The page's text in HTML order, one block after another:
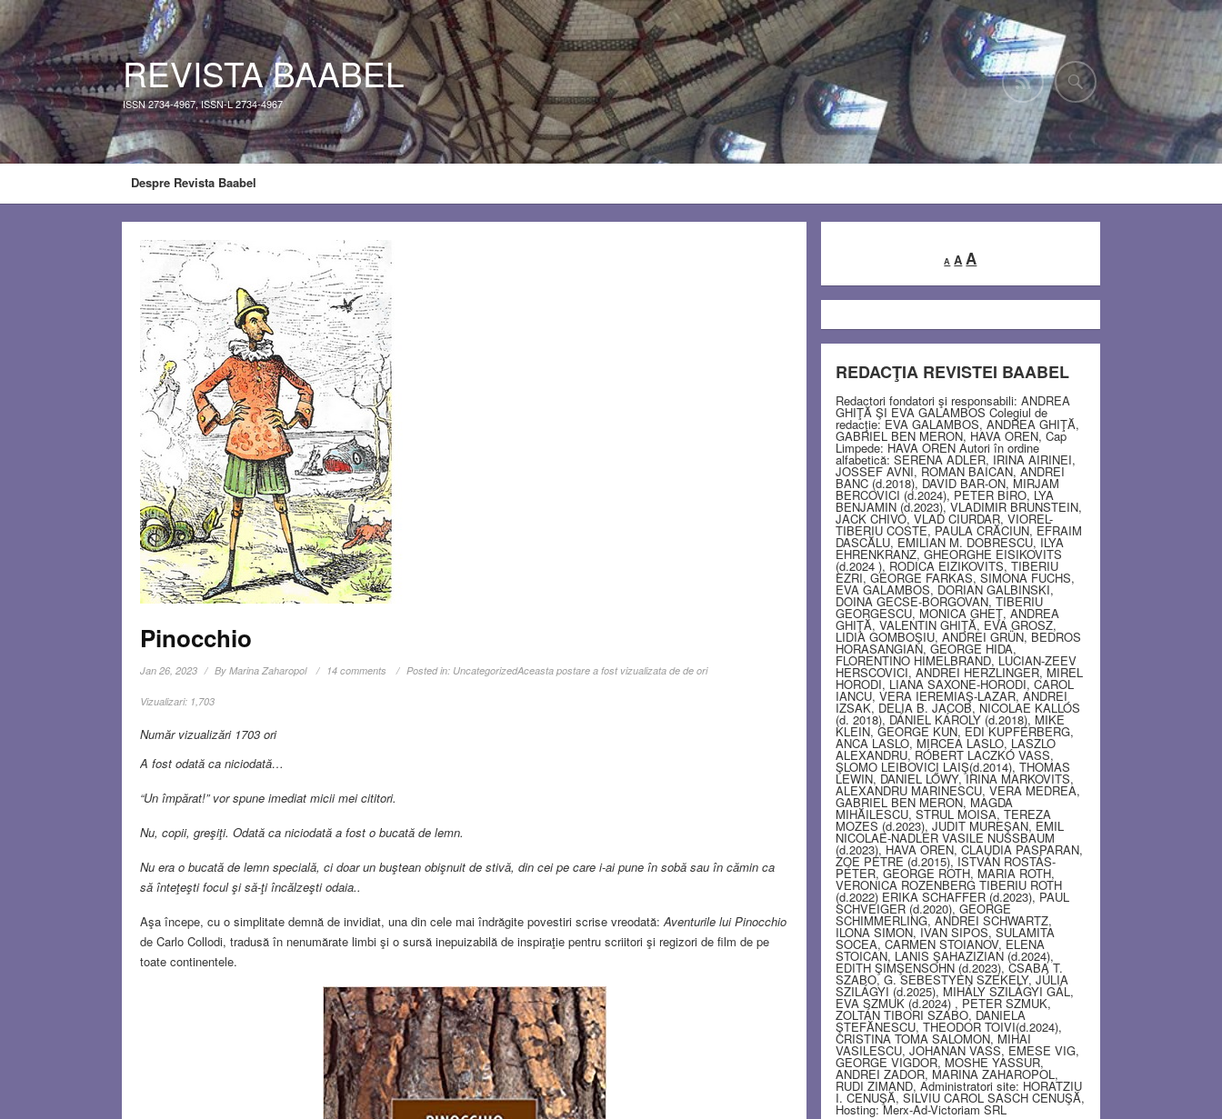
REVISTA BAABEL
ISSN 2734-4967, ISSN-L 2734-4967
Despre Revista Baabel
Pinocchio
Jan 26, 2023 ByMarina Zaharopol 14 comments Posted in: UncategorizedAceasta postare a fost vizualizata de de ori
Vizualizari: 1,703
Număr vizualizări 1703 ori
A fost odată ca niciodată…
“Un împărat!” vor spune imediat micii mei cititori.
Nu, copii, greşiţi. Odată ca niciodată a fost o bucată de lemn.
Nu era o bucată de lemn specială, ci doar un buştean obişnuit de stivă, din cei pe care i-ai pune în sobă sau în cămin ca
să înteţeşti focul şi să-ţi încălzeşti odaia..
Aşa începe, cu o simplitate demnă de invidiat, una din cele mai îndrăgite povestiri scrise vreodată:Aventurile lui Pinocchio
de Carlo Collodi, tradusă în nenumărate limbi şi o sursă inepuizabilă de inspiraţie pentru scriitori şi regizori de film de pe
toate continentele.
A
Decrease
font
A Reset
AIncrease
font
REDACŢIA REVISTEI BAABEL
Redactori fondatori şi responsabili: ANDREA
GHIŢĂ ŞI EVA GALAMBOS Colegiul de
redacţie: EVA GALAMBOS, ANDREA GHIŢĂ,
GABRIEL BEN MERON, HAVA OREN, Cap
Limpede: HAVA OREN Autori în ordine
alfabetică: SERENA ADLER, IRINA AIRINEI,
JOSSEF AVNI, ROMAN BAICAN, ANDREI
BANC (d.2018), DAVID BAR-ON, MIRJAM
BERCOVICI (d.2024), PETER BIRO, LYA
BENJAMIN (d.2023), VLADIMIR BRUNSTEIN,
JACK CHIVO, VLAD CIURDAR, VIOREL-
TIBERIU COSTE, PAULA CRĂCIUN, EFRAIM
DASCĂLU, EMILIAN M. DOBRESCU, ILYA
EHRENKRANZ, GHEORGHE EISIKOVITS
(d.2024 ), RODICA EIZIKOVITS, TIBERIU
EZRI, GEORGE FARKAS, SIMONA FUCHS,
EVA GALAMBOS, DORIAN GALBINSKI,
DOINA GECSE-BORGOVAN, TIBERIU
GEORGESCU, MONICA GHEŢ, ANDREA
GHIŢĂ, VALENTIN GHIŢĂ, EVA GROSZ,
LIDIA GOMBOŞIU, ANDREI GRÜN, BEDROS
HORASANGIAN, GEORGE HIDA,
FLORENTINO HIMELBRAND, LUCIAN-ZEEV
HERSCOVICI, ANDREI HERZLINGER, MIREL
HORODI, LIANA SAXONE-HORODI, CAROL
IANCU, VERA IEREMIAŞ-LAZAR, ANDREI
IZSAK, DELIA B. JACOB, NICOLAE KALLÓS
(d. 2018), DÁNIEL KÁROLY (d.2018), MIKE
KLEIN, GEORGE KUN, EDI KUPFERBERG,
ANCA LASLO, MIRCEA LASLO, LASZLO
ALEXANDRU, RÓBERT LACZKÓ VASS,
ŞLOMO LEIBOVICI LAIŞ(d.2014), THOMAS
LEWIN, DANIEL LŐWY, IRINA MARKOVITS,
ALEXANDRU MARINESCU, VERA MEDREA,
GABRIEL BEN MERON, MAGDA
MIHĂILESCU, STRUL MOISA, TEREZA
MOZES (d.2023), JUDIT MUREŞAN, EMIL
NICOLAE-NADLER VASILE NUSSBAUM
(d.2023), HAVA OREN, CLAUDIA PASPARAN,
ZOE PETRE (d.2015), ISTVÁN ROSTÁS-
PÉTER, GEORGE ROTH, MARIA ROTH,
VERONICA ROZENBERG TIBERIU ROTH
(d.2022) ERIKA SCHAFFER (d.2023), PAUL
SCHVEIGER (d.2020), GEORGE
SCHIMMERLING, ANDREI SCHWARTZ,
ILONA SIMON, IVAN SIPOS, SULAMITA
SOCEA, CARMEN STOIANOV, ELENA
STOICAN, LANIS ŞAHAZIZIAN (d.2024),
EDITH ŞIMŞENSOHN (d.2023), CSABA T.
SZABO, G. SEBESTYEN SZEKELY, JÚLIA
SZILÁGYI (d.2025), MIHÁLY SZILÁGYI GÁL,
EVA SZMUK (d.2024) , PETER SZMUK,
ZOLTÁN TIBORI SZABO, DANIELA
ŞTEFĂNESCU, THEODOR TOIVI(d.2024),
CRISTINA TOMA SALOMON, MIHAI
VASILESCU, JOHANAN VASS, EMESE VIG,
GEORGE VIGDOR, MOSHE YASSUR,
ANDREI ZADOR, MARINA ZAHAROPOL,
RUDI ZIMAND, Administratori site: HORATZIU
I. CENUŞĂ, SILVIU CAROL SASCH CENUŞĂ,
Hosting: Merx-Ad-Victoriam SRL